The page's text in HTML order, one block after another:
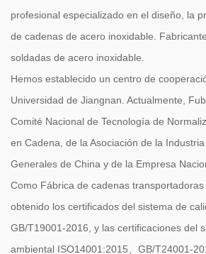
profesional especializado en el diseño, la
de cadenas de acero inoxidable.
soldadas de acero inoxidable
Hemos establecido un centro de
Universidad de Jiangnan. Actualmente,
Comité Nacional de Tecnología de
en Cadena, de la Asociación de la
Generales de China y de la Empresa
Como Fábrica de cadenas
obtenido los certificados del sistema de
GB/T19001-2016, y las certificaciones del
ambiental ISO14001:2015、GB/T24001-